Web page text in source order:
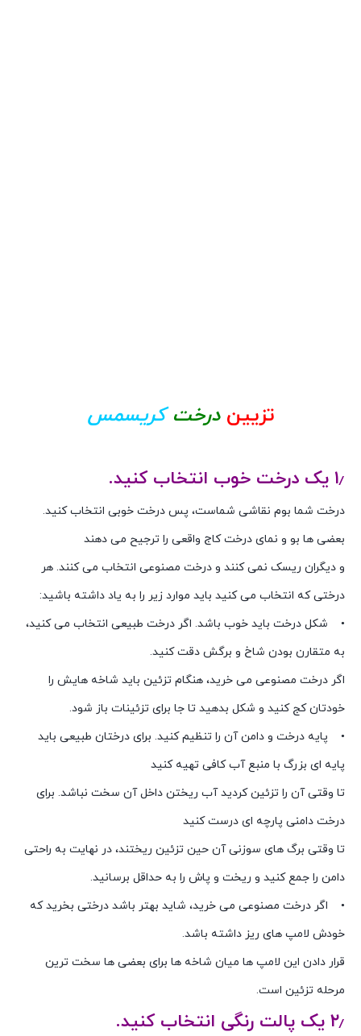
تزیین درختکریسمس
۱٫ یک درخت خوب انتخاب کنید.
درخت شما بوم نقاشی شماست، پس درخت خوبی انتخاب کنید.
بعضی ها بو و نمای درخت کاج واقعی را ترجیح می دهند
و دیگران ریسک نمی کنند و درخت مصنوعی انتخاب می کنند. هر
درختی که انتخاب می کنید باید موارد زیر را به یاد داشته باشید:
• شکل درخت باید خوب باشد. اگر درخت طبیعی انتخاب می کنید،
به متقارن بودن شاخ و برگش دقت کنید.
اگر درخت مصنوعی می خرید، هنگام تزئین باید شاخه هایش را
خودتان کج کنید و شکل بدهید تا جا برای تزئینات باز شود.
• پایه درخت و دامن آن را تنظیم کنید. برای درختان طبیعی باید
پایه ای بزرگ با منبع آب کافی تهیه کنید
تا وقتی آن را تزئین کردید آب ریختن داخل آن سخت نباشد. برای
درخت دامنی پارچه ای درست کنید
تا وقتی برگ های سوزنی آن حین تزئین ریختند، در نهایت به راحتی
دامن را جمع کنید و ریخت و پاش را به حداقل برسانید.
• اگر درخت مصنوعی می خرید، شاید بهتر باشد درختی بخرید که
خودش لامپ های ریز داشته باشد.
قرار دادن این لامپ ها میان شاخه ها برای بعضی ها سخت ترین
مرحله تزئین است.
۲٫ یک پالت رنگی انتخاب کنید.